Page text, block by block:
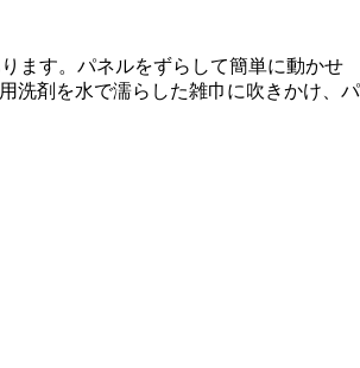
ます。パネルをずらして簡単に動かせ
洗剤を水で濡らした雑巾に吹きかけ、パ